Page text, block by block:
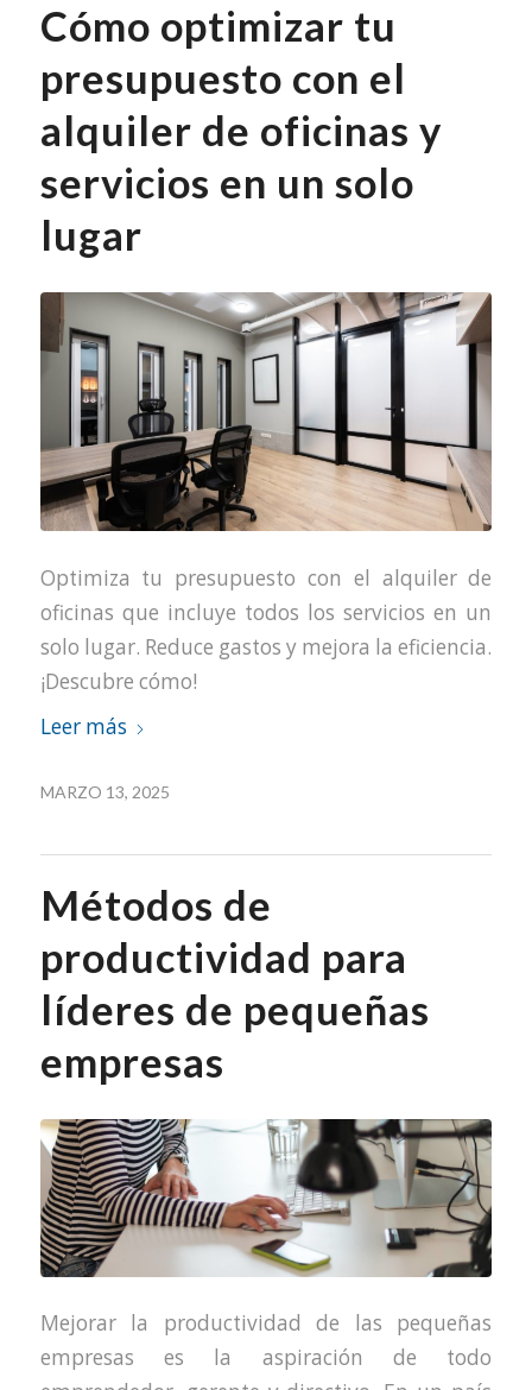
Cómo optimizar tu
presupuesto con el
alquiler de oficinas y
servicios en un solo
lugar
Optimiza tu presupuesto con el alquiler de
oficinas que incluye todos los servicios en un
solo lugar. Reduce gastos y mejora la eficiencia.
¡Descubre cómo!
Leer más
MARZO 13, 2025
Métodos de
productividad para
líderes de pequeñas
empresas
Mejorar la productividad de las pequeñas
empresas es la aspiración de todo